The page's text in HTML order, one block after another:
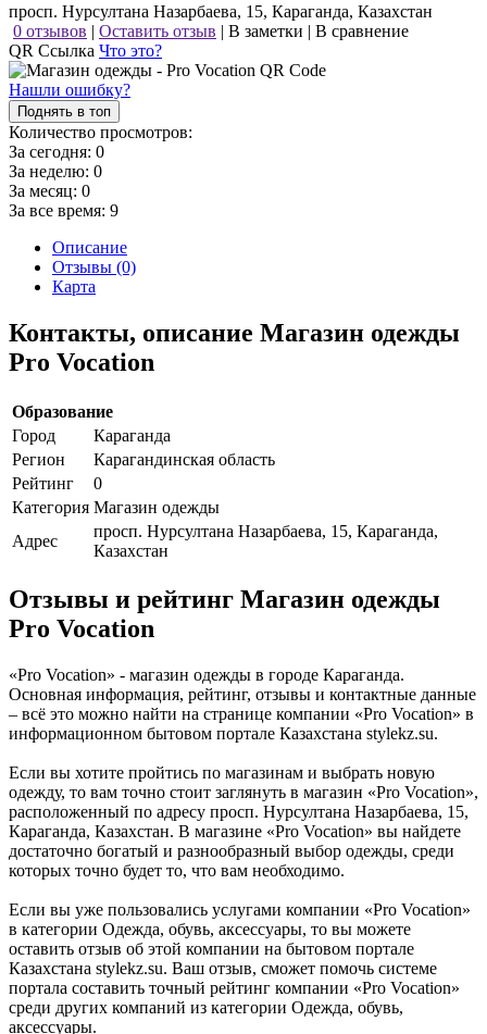
просп. Нурсултана Назарбаева, 15, Караганда, Казахстан
0 отзывов | Оставить отзыв | В заметки | В сравнение
QR Ссылка Что это?
Нашли ошибку?
Поднять в топ
Количество просмотров:
За сегодня: 0
За неделю: 0
За месяц: 0
За все время: 9
Описание
Отзывы (0)
Карта
Контакты, описание Магазин одежды
Pro Vocation
Образование
Город
Караганда
Регион
Карагандинская область
Рейтинг
0
Категория Магазин одежды
Адрес
просп. Нурсултана Назарбаева, 15, Караганда,
Казахстан
Отзывы и рейтинг Магазин одежды
Pro Vocation
«Pro Vocation» - магазин одежды в городе Караганда.
Основная информация, рейтинг, отзывы и контактные данные
– всё это можно найти на странице компании «Pro Vocation» в
информационном бытовом портале Казахстана stylekz.su.
Если вы хотите пройтись по магазинам и выбрать новую
одежду, то вам точно стоит заглянуть в магазин «Pro Vocation»,
расположенный по адресу просп. Нурсултана Назарбаева, 15,
Караганда, Казахстан. В магазине «Pro Vocation» вы найдете
достаточно богатый и разнообразный выбор одежды, среди
которых точно будет то, что вам необходимо.
Если вы уже пользовались услугами компании «Pro Vocation»
в категории Одежда, обувь, аксессуары, то вы можете
оставить отзыв об этой компании на бытовом портале
Казахстана stylekz.su. Ваш отзыв, сможет помочь системе
портала составить точный рейтинг компании «Pro Vocation»
среди других компаний из категории Одежда, обувь,
аксессуары.